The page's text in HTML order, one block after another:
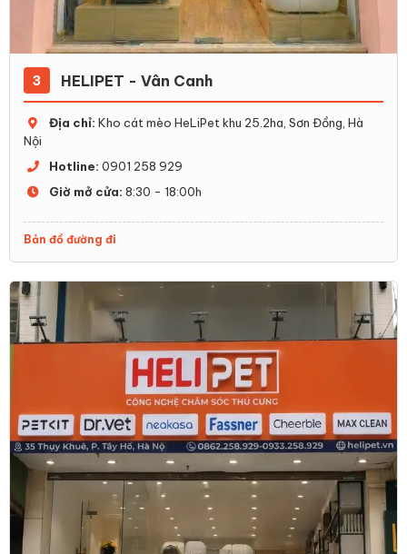
3 HELIPET - Vân Canh
Địa chỉ: Kho cát mèo HeLiPet khu 25.2ha, Sơn Đồng, Hà
Nội
Hotline: 0901 258 929
Giờ mở cửa: 8:30 - 18:00h
Bản đồ đường đi